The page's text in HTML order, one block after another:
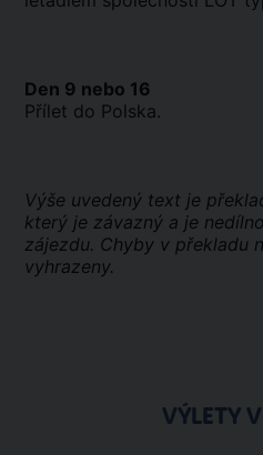
Den 9 nebo 16
Přílet do Polska.
Výše uvedený text je
který je závazný a je
zájezdu. Chyby v překladu
vyhrazeny.
VÝLETY